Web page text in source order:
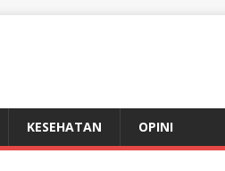
KESEHATAN OPINI